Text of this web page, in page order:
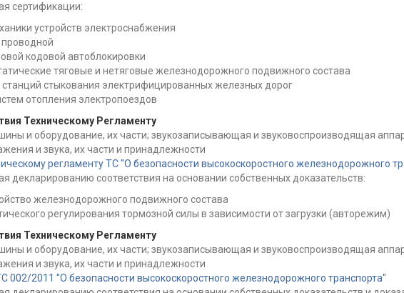
сертификации:
устройств электроснабжения
кодовой автоблокировки
тяговые и нетяговые железнодорожного подвижного состава
стыкования электрифицированных железных дорог
отопления электропоездов
Техническому Регламенту
и оборудование, их части; звукозаписывающая и звуковоспроизводящая
и звука, их части и принадлежности
регламенту ТС "О безопасности высокоскоростного железнодорожного
декларированию соответствия на основании собственных доказательств:
железнодорожного подвижного состава
регулирования тормозной силы в зависимости от загрузки (авторежим)
Техническому Регламенту
и оборудование, их части; звукозаписывающая и звуковоспроизводящая
и звука, их части и принадлежности
002/2011 "О безопасности высокоскоростного железнодорожного транспорта"